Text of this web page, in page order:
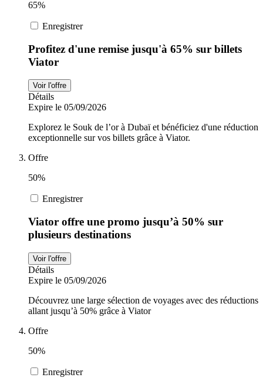
65%
Enregistrer
Profitez d'une remise jusqu'à 65% sur billets
Viator
Voir l'offre
Détails
Expire le 05/09/2026
Explorez le Souk de l’or à Dubaï et bénéficiez d'une réduction
exceptionnelle sur vos billets grâce à Viator.
Offre
50%
Enregistrer
Viator offre une promo jusqu’à 50% sur
plusieurs destinations
Voir l'offre
Détails
Expire le 05/09/2026
Découvrez une large sélection de voyages avec des réductions
allant jusqu’à 50% grâce à Viator
Offre
50%
Enregistrer